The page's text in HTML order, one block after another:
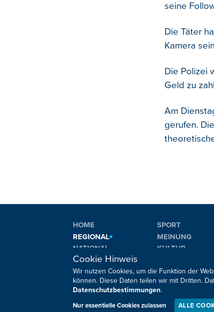
seine
Die Täter
Kamera
Die Polizei
Geld zu
Am
gerufen.
HOME
REGIONAL
NATIONAL
INTERNATIONAL
SPORT
MEINUNG
KULTUR
Sie haben noch Fragen oder Anmerkungen?
Cookie Hinweis
Wir nutzen Cookies, um die Funktion der
können. Diese Daten teilen wir mit Dritten.
Datenschutzbestimmungen.
Nur essentielle Cookies zulassen ALLE